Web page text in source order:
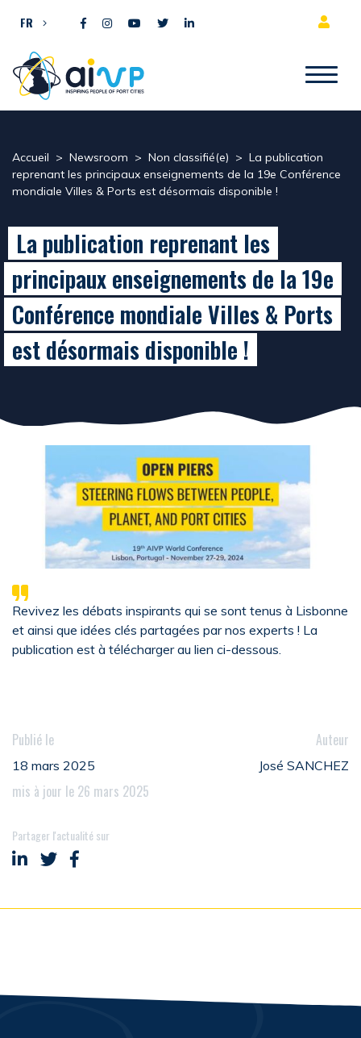
FR
Accueil > Newsroom > Non classifié(e) > La publication
reprenant les principaux enseignements de la 19e Conférence
mondiale Villes & Ports est désormais disponible !
La publication reprenant les
principaux enseignements de la 19e
Conférence mondiale Villes & Ports
est désormais disponible !
Revivez les débats inspirants qui se sont tenus à Lisbonne
et ainsi que idées clés partagées par nos experts ! La
publication est à télécharger au lien ci-dessous.
Publié le
18 mars 2025
mis à jour le 26 mars 2025
Auteur
José SANCHEZ
Partager l'actualité sur
Partager sur LinkedIn
Partager sur Twitter
Partager sur Facebook